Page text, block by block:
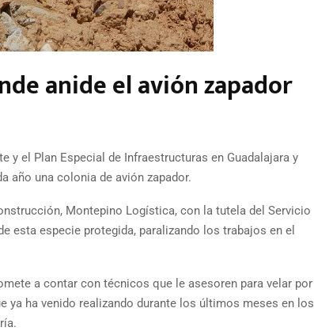
anide el avión zapador
y el Plan Especial de Infraestructuras en Guadalajara y
año una colonia de avión zapador.
Montepino Logística, con la tutela del Servicio
esta especie protegida, paralizando los trabajos en el
a contar con técnicos que le asesoren para velar por
ya ha venido realizando durante los últimos meses en los